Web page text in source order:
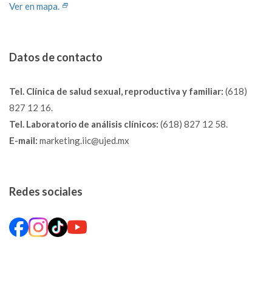
Ver en mapa.
Datos de contacto
Tel. Clínica de salud sexual, reproductiva y familiar: (618)
827 12 16.
Tel. Laboratorio de análisis clínicos: (618) 827 12 58.
E-mail: marketing.iic@ujed.mx
Redes sociales